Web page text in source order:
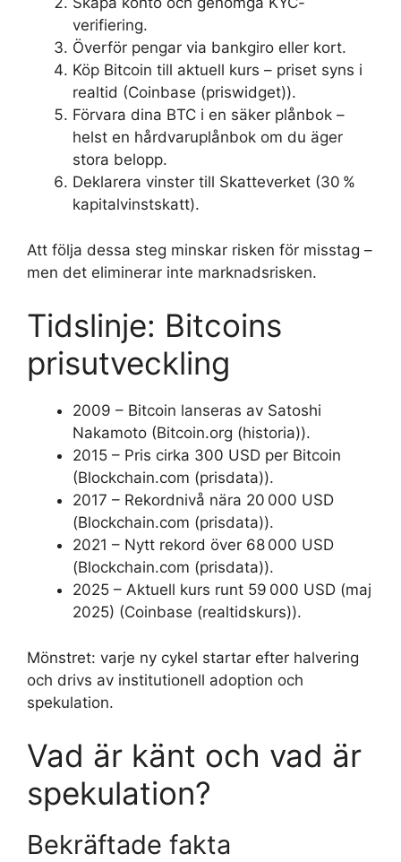
verifiering.
Överför pengar via bankgiro eller kort.
Köp Bitcoin till aktuell kurs – priset syns i
realtid (Coinbase (priswidget)).
Förvara dina BTC i en säker plånbok –
helst en hårdvaruplånbok om du äger
stora belopp.
Deklarera vinster till Skatteverket (30 %
kapitalvinstskatt).
Att följa dessa steg minskar risken för misstag –
men det eliminerar inte marknadsrisken.
Tidslinje: Bitcoins
prisutveckling
2009 – Bitcoin lanseras av Satoshi
Nakamoto (Bitcoin.org (historia)).
2015 – Pris cirka 300 USD per Bitcoin
(Blockchain.com (prisdata)).
2017 – Rekordnivå nära 20 000 USD
(Blockchain.com (prisdata)).
2021 – Nytt rekord över 68 000 USD
(Blockchain.com (prisdata)).
2025 – Aktuell kurs runt 59 000 USD (maj
2025) (Coinbase (realtidskurs)).
Mönstret: varje ny cykel startar efter halvering
och drivs av institutionell adoption och
spekulation.
Vad är känt och vad är
spekulation?
Bekräftade fakta